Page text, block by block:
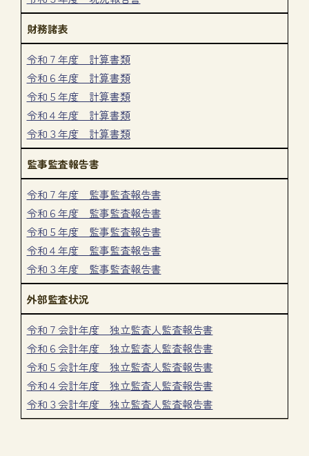
財務諸表
令和７年度 計算書類
令和６年度 計算書類
令和５年度 計算書類
令和４年度 計算書類
令和３年度 計算書類
監事監査報告書
令和７年度 監事監査報告書
令和６年度 監事監査報告書
令和５年度 監事監査報告書
令和４年度 監事監査報告書
令和３年度 監事監査報告書
外部監査状況
令和７会計年度 独立監査人監査報告書
令和６会計年度 独立監査人監査報告書
令和５会計年度 独立監査人監査報告書
令和４会計年度 独立監査人監査報告書
令和３会計年度 独立監査人監査報告書